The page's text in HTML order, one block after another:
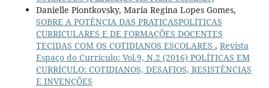
Danielle Piontkovsky, Maria Regina Lopes Gomes,
SOBRE A POTÊNCIA DAS PRATICASPOLÍTICAS
CURRICULARES E DE FORMAÇÕES DOCENTES
TECIDAS COM OS COTIDIANOS ESCOLARES , Revista
Espaço do Currículo: Vol.9, N.2 (2016) POLÍTICAS EM
CURRÍCULO: COTIDIANOS, DESAFIOS, RESISTÊNCIAS
E INVENÇÕES